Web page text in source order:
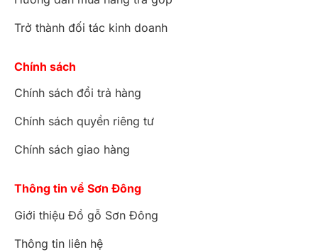
Trở thành đối tác kinh doanh
Chính sách
Chính sách đổi trả hàng
Chính sách quyền riêng tư
Chính sách giao hàng
Thông tin về Sơn Đông
Giới thiệu Đồ gỗ Sơn Đông
Thông tin liên hệ